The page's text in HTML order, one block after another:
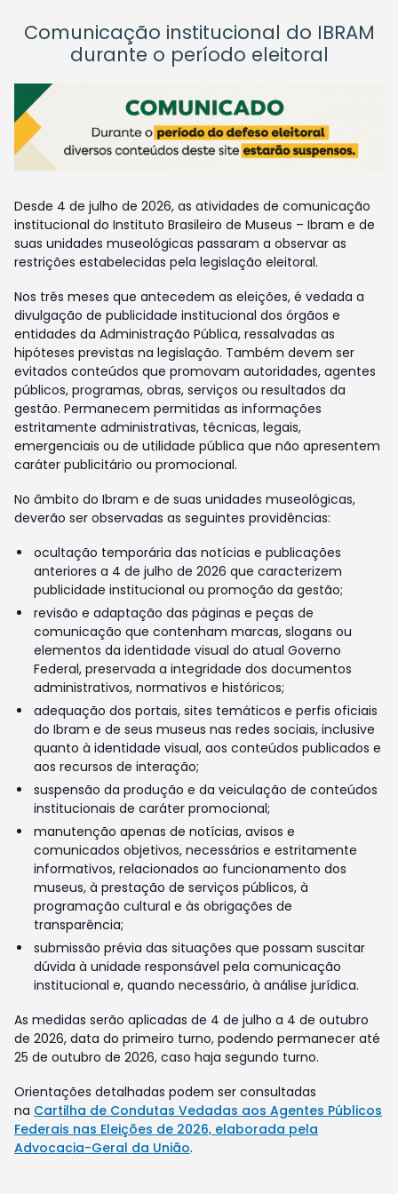
Comunicação institucional do IBRAM
durante o período eleitoral
Desde 4 de julho de 2026, as atividades de comunicação
institucional do Instituto Brasileiro de Museus – Ibram e de
suas unidades museológicas passaram a observar as
restrições estabelecidas pela legislação eleitoral.
Nos três meses que antecedem as eleições, é vedada a
divulgação de publicidade institucional dos órgãos e
entidades da Administração Pública, ressalvadas as
hipóteses previstas na legislação. Também devem ser
evitados conteúdos que promovam autoridades, agentes
públicos, programas, obras, serviços ou resultados da
gestão. Permanecem permitidas as informações
estritamente administrativas, técnicas, legais,
emergenciais ou de utilidade pública que não apresentem
caráter publicitário ou promocional.
No âmbito do Ibram e de suas unidades museológicas,
deverão ser observadas as seguintes providências:
ocultação temporária das notícias e publicações
anteriores a 4 de julho de 2026 que caracterizem
publicidade institucional ou promoção da gestão;
revisão e adaptação das páginas e peças de
comunicação que contenham marcas, slogans ou
elementos da identidade visual do atual Governo
Federal, preservada a integridade dos documentos
administrativos, normativos e históricos;
adequação dos portais, sites temáticos e perfis oficiais
do Ibram e de seus museus nas redes sociais, inclusive
quanto à identidade visual, aos conteúdos publicados e
aos recursos de interação;
suspensão da produção e da veiculação de conteúdos
institucionais de caráter promocional;
manutenção apenas de notícias, avisos e
comunicados objetivos, necessários e estritamente
informativos, relacionados ao funcionamento dos
museus, à prestação de serviços públicos, à
programação cultural e às obrigações de
transparência;
submissão prévia das situações que possam suscitar
dúvida à unidade responsável pela comunicação
institucional e, quando necessário, à análise jurídica.
As medidas serão aplicadas de 4 de julho a 4 de outubro
de 2026, data do primeiro turno, podendo permanecer até
25 de outubro de 2026, caso haja segundo turno.
Orientações detalhadas podem ser consultadas
na Cartilha de Condutas Vedadas aos Agentes Públicos
Federais nas Eleições de 2026, elaborada pela
Advocacia-Geral da União.